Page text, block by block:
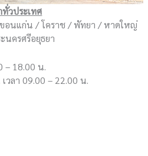
วประเทศ
ขอนแก่น / โคราช / พัทยา / หาดใหญ่
ครศรีอยุธยา
– 18.00 น.
ลา 09.00 – 22.00 น.